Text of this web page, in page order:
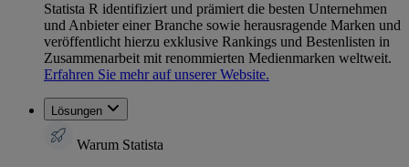
Statista R identifiziert und prämiert die besten Unternehmen
und Anbieter einer Branche sowie herausragende Marken und
veröffentlicht hierzu exklusive Rankings und Bestenlisten in
Zusammenarbeit mit renommierten Medienmarken weltweit.
Erfahren Sie mehr auf unserer Website.
Lösungen
Warum Statista